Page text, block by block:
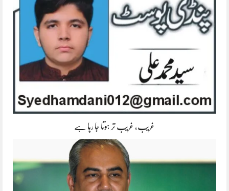
غریب، غریب تر ہوتا جا رہا ہے